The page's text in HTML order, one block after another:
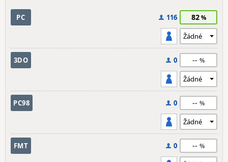
PC 116 82
3DO 0 --
PC98 0 --
FMT 0 --